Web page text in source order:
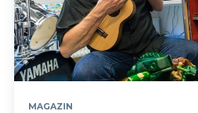
MAGAZIN